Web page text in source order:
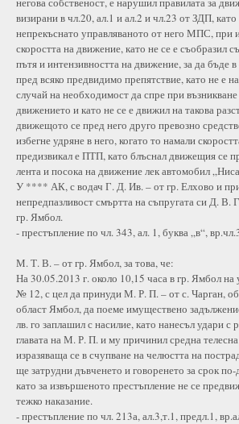
визирани в чл.20, ал.1 и ал.2 и чл.23 от ЗДП,
непрекъснато управляваното от него МПС, при
скоростта на движение, като не се е съобразил
пътя и интензивността на движение, за да бъде
пред всяко предвидимо препятствие, като не е
случай на необходимост да спре при
движението и като не се е движил на такова
движещото се пред него друго превозно
избегне удряне в него, когато то намали
предизвикал е ПТП, като блъснал движещия се
лента и посока на движение лек автомобил
У **** АК, с водач Г. Д. Ив. – от гр. Елхово и
непредпазливост смъртта на съпругата си Д. В.
гр. Ямбол.
- престъпление по чл. 343, ал. 1, буква „в“,
М. Т. В. – от гр. Ямбол, за това, че:
На 30.05.2013 г. около 10,15 часа в гр. Ямбол на
№ 12, с цел да принуди М. Р. П. – от с. Чарган,
област Ямбол, да поеме имуществено
лв. го заплашил с насилие, като нанесъл удари с
главата на М. Р. П. и му причинил средна
изразяваща се в счупване на челюстта на
ще затрудни дъвченето и говоренето за срок
като за извършеното престъпление не се
тежко наказание.
- престъпление по чл. 213а, ал.3,т.1, предл.1,